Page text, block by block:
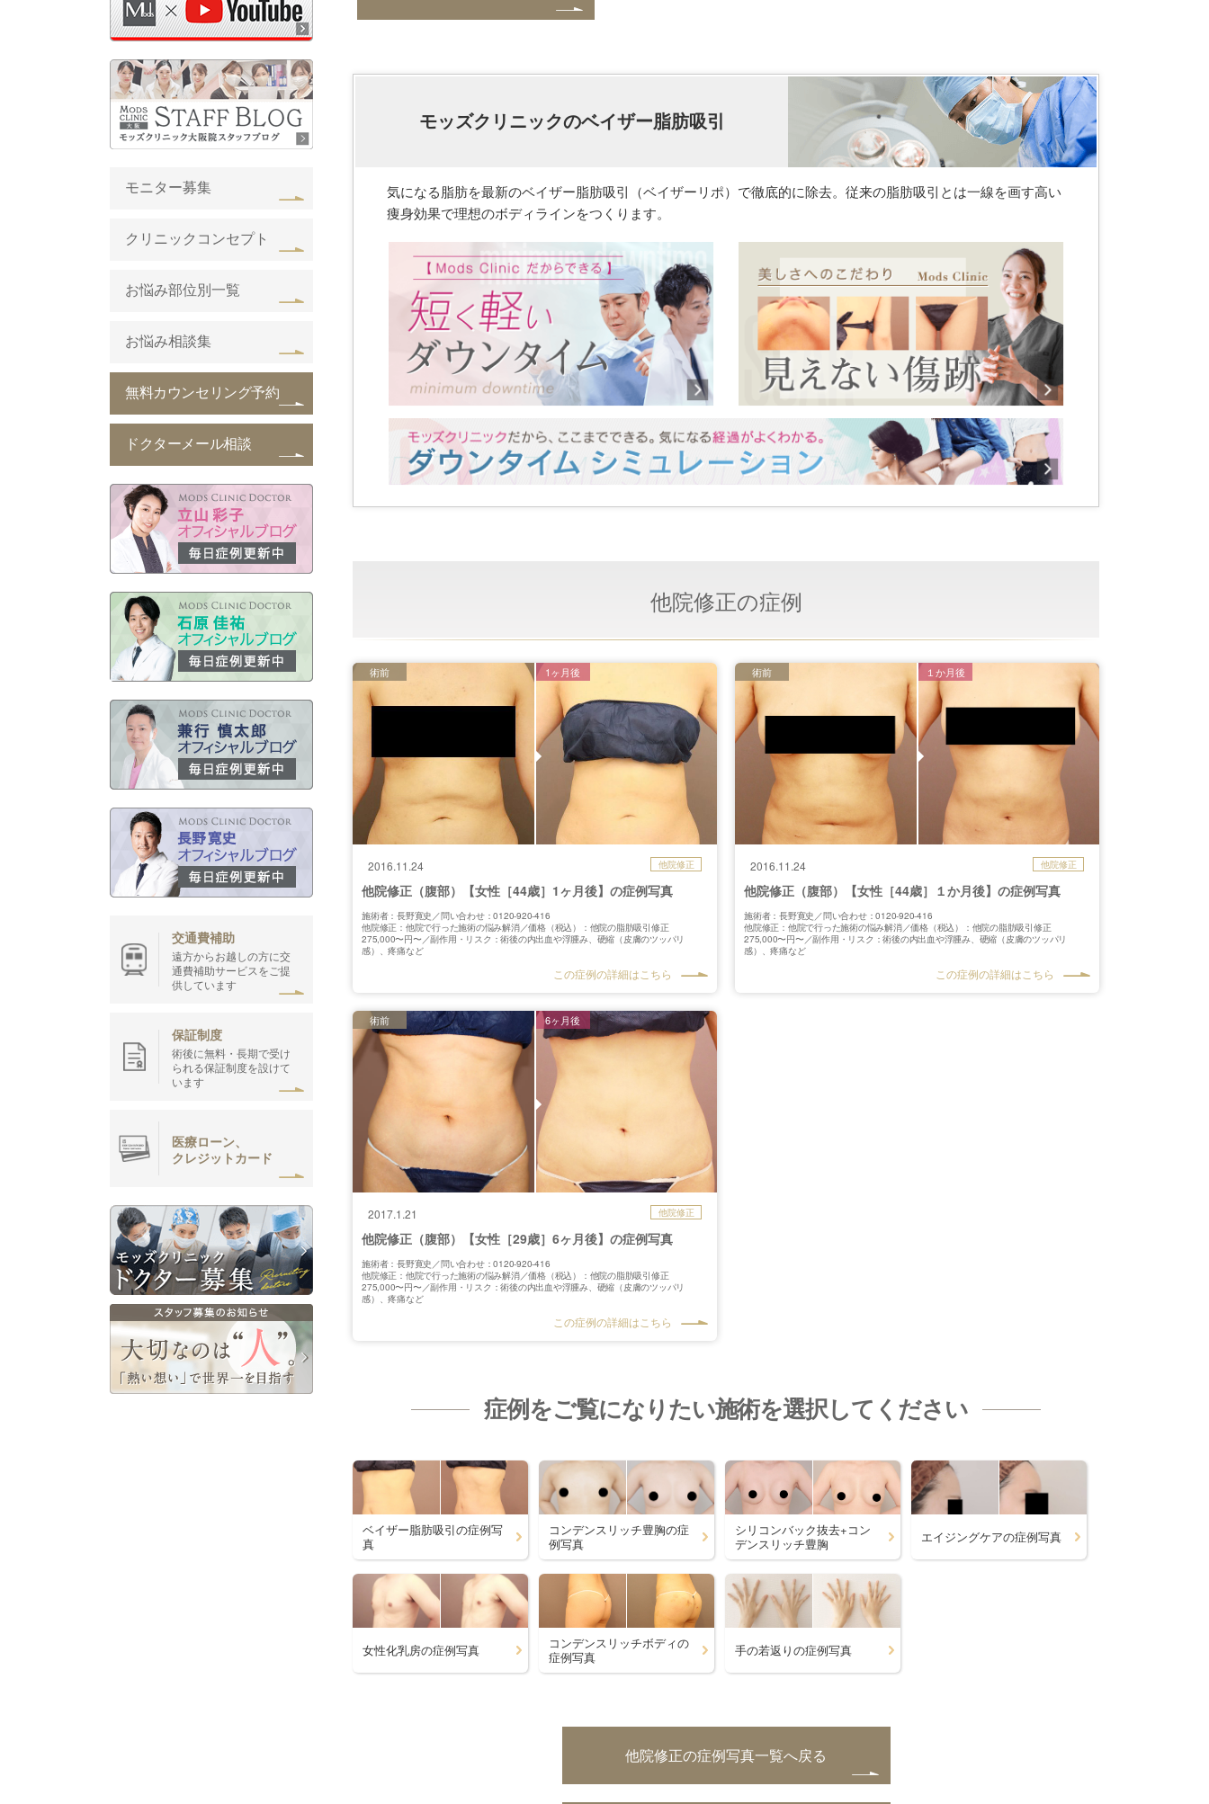
モッズクリニックのベイザー脂肪吸引
気になる脂肪を最新のベイザー脂肪吸引（ベイザーリポ）で徹底的に除去。従来の脂肪吸引とは一線を画す高い
痩身効果で理想のボディラインをつくります。
他院修正の症例
2016.11.24 他院修正
他院修正（腹部）【女性［44歳］1ヶ月後】の症例写真
術前 1ヶ月後
施術者：長野寛史／問い合わせ：0120-920-416
他院修正：他院で行った施術の悩み解消／価格（税込）：他院の脂肪吸引修正
275,000〜円〜／副作用・リスク：術後の内出血や浮腫み、硬縮（皮膚のツッパリ
感）、疼痛など
この症例の詳細はこちら
2016.11.24 他院修正
他院修正（腹部）【女性［44歳］１か月後】の症例写真
術前 １か月後
施術者：長野寛史／問い合わせ：0120-920-416
他院修正：他院で行った施術の悩み解消／価格（税込）：他院の脂肪吸引修正
275,000〜円〜／副作用・リスク：術後の内出血や浮腫み、硬縮（皮膚のツッパリ
感）、疼痛など
この症例の詳細はこちら
2017.1.21 他院修正
他院修正（腹部）【女性［29歳］6ヶ月後】の症例写真
術前 6ヶ月後
施術者：長野寛史／問い合わせ：0120-920-416
他院修正：他院で行った施術の悩み解消／価格（税込）：他院の脂肪吸引修正
275,000〜円〜／副作用・リスク：術後の内出血や浮腫み、硬縮（皮膚のツッパリ
感）、疼痛など
この症例の詳細はこちら
症例をご覧になりたい施術を選択してください
ベイザー脂肪吸引の症例写
真
コンデンスリッチ豊胸の症
例写真
シリコンバック抜去+コン
デンスリッチ豊胸
エイジングケアの症例写真
女性化乳房の症例写真
コンデンスリッチボディの
症例写真
手の若返りの症例写真
他院修正の症例写真一覧へ戻る
モニター募集
クリニックコンセプト
お悩み部位別一覧
お悩み相談集
無料カウンセリング予約
ドクターメール相談
交通費補助
遠方からお越しの方に交
通費補助サービスをご提
供しています
保証制度
術後に無料・長期で受け
られる保証制度を設けて
います
医療ローン、
クレジットカード